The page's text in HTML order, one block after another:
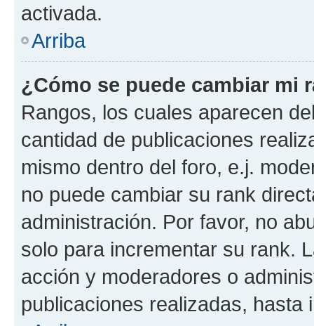
activada.
Arriba
¿Cómo se puede cambiar mi
Rangos, los cuales aparecen
cantidad de publicaciones
mismo dentro del foro, e.j.
no puede cambiar su rank
administración. Por favor, no
solo para incrementar su rank.
acción y moderadores o
publicaciones realizadas, hasta